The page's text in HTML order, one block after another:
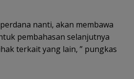
nanti, akan membawa
pembahasan selanjutnya
terkait yang lain, ” pungkas